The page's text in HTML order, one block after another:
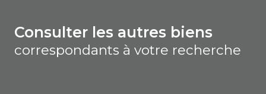
consulter les autres biens
correspondants à votre recherche